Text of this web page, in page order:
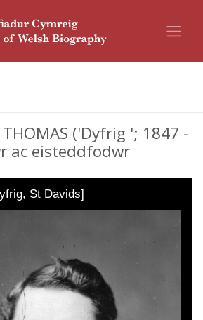
THOMAS ('Dyfrig '; 1847 -
ac eisteddfodwr
St Davids]